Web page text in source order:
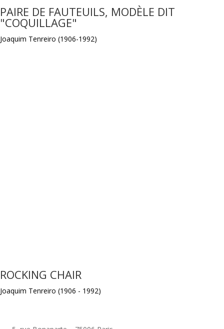
PAIRE DE FAUTEUILS, MODÈLE DIT
"COQUILLAGE"
Joaquim Tenreiro (1906-1992)
ROCKING CHAIR
Joaquim Tenreiro (1906 - 1992)